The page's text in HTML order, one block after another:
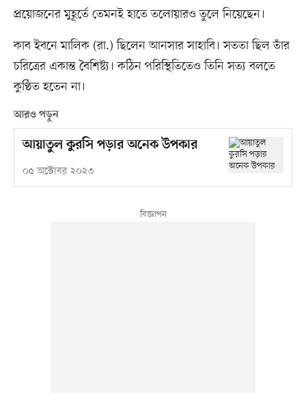
প্রয়োজনের মুহূর্তে তেমনই হাতে তলোয়ারও তুলে নিয়েছেন।
কাব ইবনে মালিক (রা.) ছিলেন আনসার সাহাবি। সততা ছিল তাঁর
চরিত্রের একান্ত বৈশিষ্ট্য। কঠিন পরিস্থিতিতেও তিনি সত্য বলতে
কুণ্ঠিত হতেন না।
আরও পড়ুন
আয়াতুল কুরসি পড়ার অনেক উপকার
০৫ অক্টোবর ২০২৩